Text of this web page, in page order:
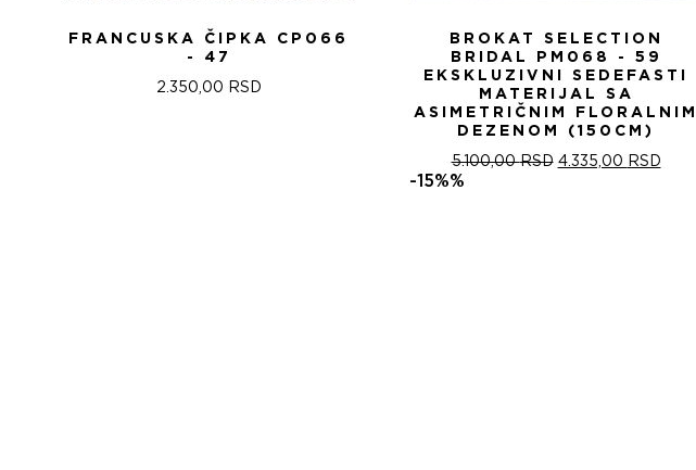
FRANCUSKA ČIPKA CP066
- 47
2.350,00 RSD
BROKAT SELECTION
BRIDAL PM068 - 59
EKSKLUZIVNI SEDEFASTI
MATERIJAL SA
ASIMETRIČNIM FLORALNIM
DEZENOM (150CM)
5.100,00RSD ОРИГИНАЛНА
4.335,00 RSD
-15%%